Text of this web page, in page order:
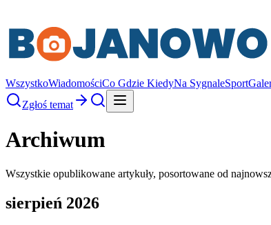
WszystkoWiadomościCo Gdzie KiedyNa SygnaleSport
Zgłoś temat
Archiwum
Wszystkie opublikowane artykuły, posortowane od
sierpień 2026